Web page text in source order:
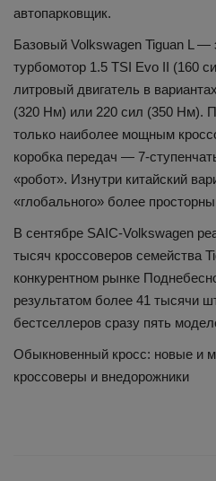
автопарковщик.
Базовый Volkswagen Tiguan L —
турбомотор 1.5 TSI Evo II (160
литровый двигатель в
(320 Нм) или 220 сил (350 Нм).
только наиболее мощным
коробка передач — 7-
«робот». Изнутри китайский
«глобального» более
В сентябре SAIC-Volkswagen
тысяч кроссоверов семейства
конкурентном рынке
результатом более 41 тысячи
бестселлеров сразу пять
Обыкновенный кросс: новые и
кроссоверы и внедорожники